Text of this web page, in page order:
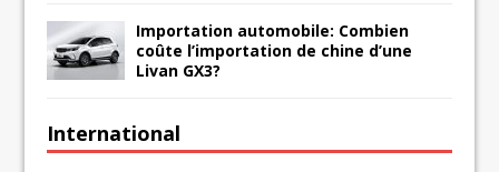
Importation automobile: Combien
coûte l’importation de chine d’une
Livan GX3?
International